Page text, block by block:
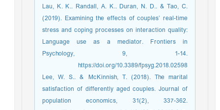
Lau, K. K.. Randall, A. K.. Duran, N. D.. & Tao, C.
(2019). Examining the effects of couples’ real-time
stress and coping processes on interaction quality:
Language use as a mediator. Frontiers in
Psychology, 9, 1-14.
https://doi.org/10.3389/fpsyg.2018.02598
Lee, W. S.. & McKinnish, T. (2018). The marital
satisfaction of differently aged couples. Journal of
population economics, 31(2), 337-362.